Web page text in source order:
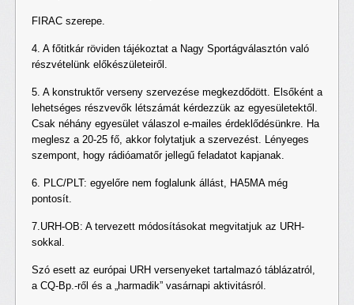
FIRAC szerepe.
4. A főtitkár röviden tájékoztat a Nagy Sportágválasztón való
részvételünk előkészületeiről.
5. A konstruktőr verseny szervezése megkezdődött. Elsőként a
lehetséges részvevők létszámát kérdezzük az egyesületektől.
Csak néhány egyesület válaszol e-mailes érdeklődésünkre. Ha
meglesz a 20-25 fő, akkor folytatjuk a szervezést. Lényeges
szempont, hogy rádióamatőr jellegű feladatot kapjanak.
6. PLC/PLT: egyelőre nem foglalunk állást, HA5MA még
pontosít.
7.URH-OB: A tervezett módosításokat megvitatjuk az URH-
sokkal.
Szó esett az európai URH versenyeket tartalmazó táblázatról,
a CQ-Bp.-ről és a „harmadik” vasárnapi aktivitásról.